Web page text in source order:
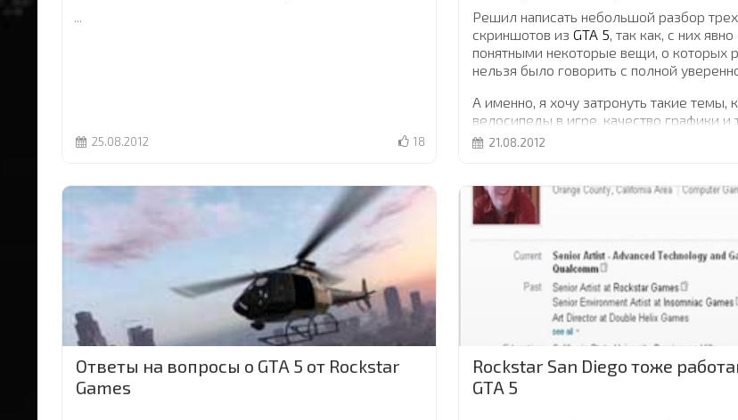
...
18
25.08.2012
Решил написать небольшой разбор
скриншотов из GTA 5, так как, с них явно
понятными некоторые вещи, о которых
нельзя было говорить с полной
А именно, я хочу затронуть такие темы,
велосипеды в игре, качество графики и
главного героя GTA 5.
21.08.2012
Ответы на вопросы о GTA 5 от Rockstar
Games
Rockstar San Diego тоже
GTA 5